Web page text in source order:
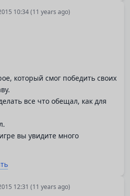
10:34(11 years ago)
который смог победить своих
все что обещал, как для
вы увидите много
12:31 (11 years ago)